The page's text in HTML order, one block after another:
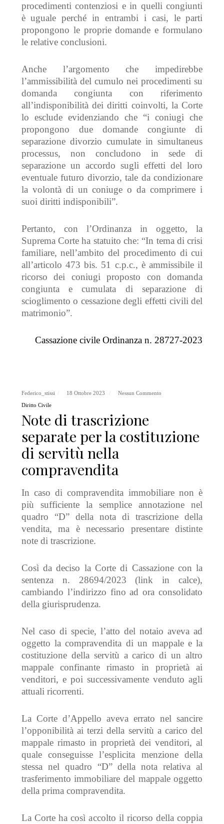
procedimenti contenziosi e in quelli congiunti
è uguale perché in entrambi i casi, le parti
propongono le proprie domande e formulano
le relative conclusioni.
Anche l’argomento che impedirebbe
l’ammissibilità del cumulo nei procedimenti su
domanda congiunta con riferimento
all’indisponibilità dei diritti coinvolti,la Corte
lo esclude evidenziando che “i coniugi che
propongono due domande congiunte di
separazione divorzio cumulate in simultaneus
processus, non concludono in sede di
separazione un accordo sugli effetti del loro
eventuale futuro divorzio, tale da condizionare
la volontà di un coniuge o da comprimere i
suoi diritti indisponibili”.
Pertanto, con l’Ordinanza in oggetto, la
Suprema Corte ha statuito che: “In tema di crisi
familiare, nell’ambito del procedimento di cui
all’articolo 473 bis. 51 c.p.c., è ammissibile il
ricorso dei coniugi proposto con domanda
congiunta e cumulata di separazione di
scioglimento o cessazione degli effetti civili del
matrimonio”.
Cassazione civile Ordinanza n. 28727-2023
Federico_stissi 18 Ottobre 2023
Nessun Commento
Diritto Civile
Note di trascrizione
separate per la costituzione
di servitù nella
compravendita
In caso di compravendita immobiliare non è
più sufficiente la semplice annotazione nel
quadro “D” della nota di trascrizione della
vendita, ma è necessario presentare distinte
note di trascrizione.
Così da deciso la Corte di Cassazione con la
sentenza n. 28694/2023 (link in calce),
cambiando l’indirizzo fino ad ora consolidato
della giurisprudenza.
Nel caso di specie, l’atto del notaio aveva ad
oggetto la compravendita di un mappale e la
costituzione della servitù a carico di un altro
mappale confinante rimasto in proprietà ai
venditori, e poi successivamente venduto agli
attuali ricorrenti.
La Corte d’Appello aveva errato nel sancire
l’opponibilità ai terzi della servitù a carico del
mappale rimasto in proprietà dei venditori, al
quale conseguisse l’esplicita menzione della
stessa nel quadro “D” della nota relativa al
trasferimento immobiliare del mappale oggetto
della prima compravendita.
La Corte ha così accolto il ricorsodella coppia